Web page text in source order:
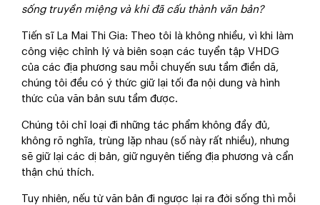
sống truyền miệng và khi đã cấu thành văn bản?
Tiến sĩ La Mai Thi Gia: Theo tôi là không nhiều, vì khi làm
công việc chỉnh lý và biên soạn các tuyển tập VHDG
của các địa phương sau mỗi chuyến sưu tầm điền dã,
chúng tôi đều có ý thức giữ lại tối đa nội dung và hình
thức của văn bản sưu tầm được.
Chúng tôi chỉ loại đi những tác phẩm không đầy đủ,
không rõ nghĩa, trùng lặp nhau (số này rất nhiều), nhưng
sẽ giữ lại các dị bản, giữ nguyên tiếng địa phương và cẩn
thận chú thích.
Tuy nhiên, nếu từ văn bản đi ngược lại ra đời sống thì mỗi